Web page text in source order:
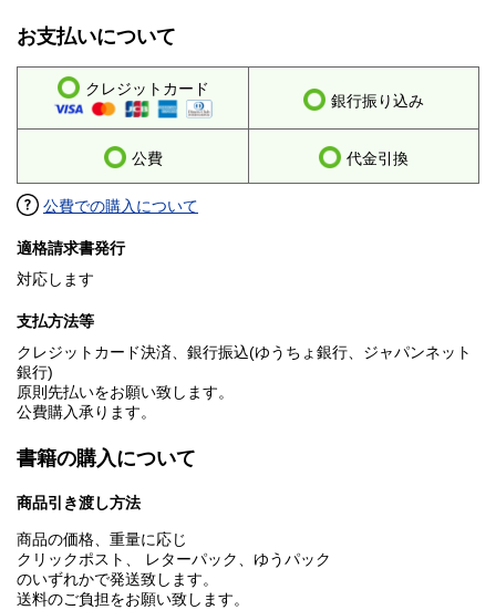
お支払いについて
クレジットカード
銀行振り込み
公費 代金引換
公費での購入について
適格請求書発行
対応します
支払方法等
クレジットカード決済、銀行振込(ゆうちょ銀行、ジャパンネット
銀行)
原則先払いをお願い致します。
公費購入承ります。
書籍の購入について
商品引き渡し方法
商品の価格、重量に応じ
クリックポスト、 レターパック、ゆうパック
のいずれかで発送致します。
送料のご負担をお願い致します。